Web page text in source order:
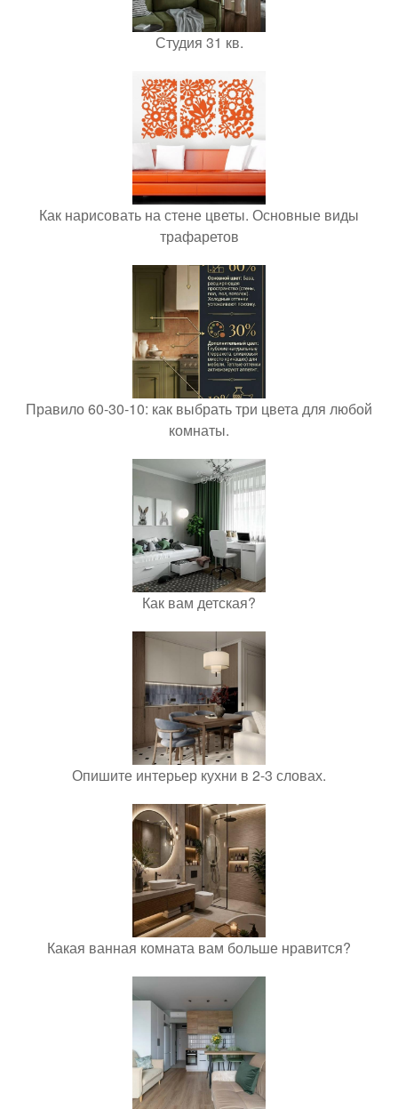
Студия 31 кв.
Как нарисовать на стене цветы. Основные виды
трафаретов
Правило 60-30-10: как выбрать три цвета для любой
комнаты.
Как вам детская?
Опишите интерьер кухни в 2-3 словах.
Какая ванная комната вам больше нравится?